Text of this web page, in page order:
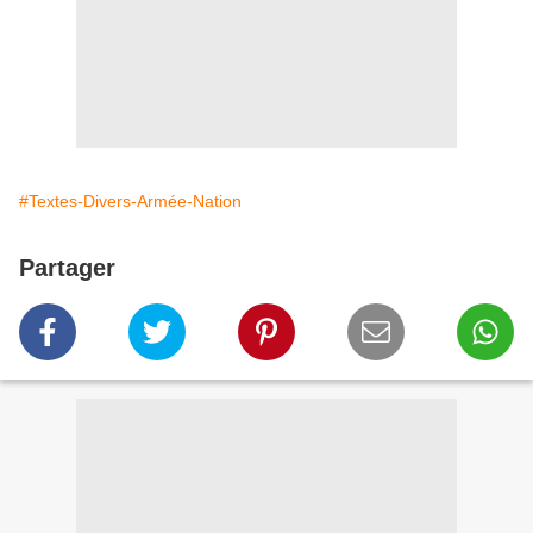
#Textes-Divers-Armée-Nation
Partager